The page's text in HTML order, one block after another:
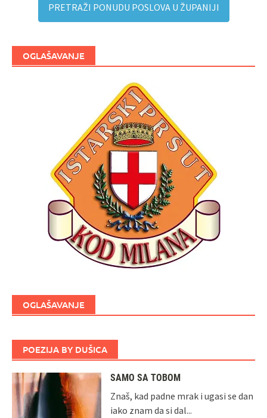
PRETRAŽI PONUDU POSLOVA U ŽUPANIJI
OGLAŠAVANJE
OGLAŠAVANJE
POEZIJA BY DUŠICA
SAMO SA TOBOM
Znaš, kad padne mrak i ugasi se dan
iako znam da si dal...